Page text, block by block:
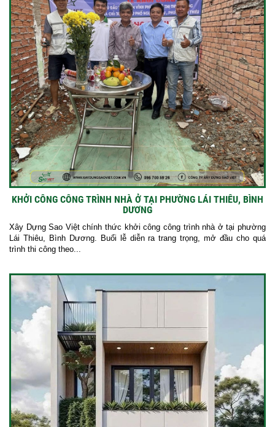
KHỞI CÔNG CÔNG TRÌNH NHÀ Ở TẠI PHƯỜNG LÁI THIÊU, BÌNH
DƯƠNG
Xây Dựng Sao Việt chính thức khởi công công trình nhà ở tại phường
Lái Thiêu, Bình Dương. Buổi lễ diễn ra trang trọng, mở đầu cho quá
trình thi công theo...